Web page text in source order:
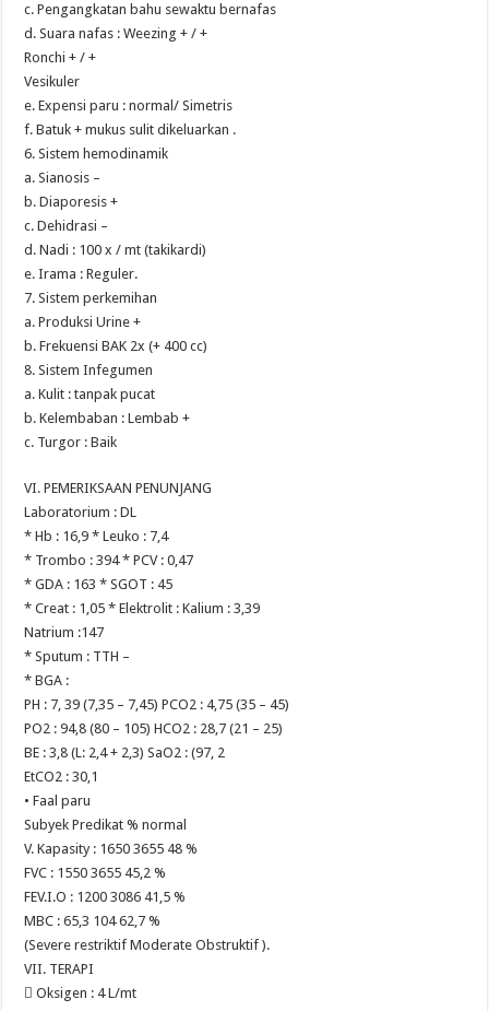
c. Pengangkatan bahu sewaktu bernafas
d. Suara nafas : Weezing + / +
Ronchi + / +
Vesikuler
e. Expensi paru : normal/ Simetris
f. Batuk + mukus sulit dikeluarkan .
6. Sistem hemodinamik
a. Sianosis –
b. Diaporesis +
c. Dehidrasi –
d. Nadi : 100 x / mt (takikardi)
e. Irama : Reguler.
7. Sistem perkemihan
a. Produksi Urine +
b. Frekuensi BAK 2x (+ 400 cc)
8. Sistem Infegumen
a. Kulit : tanpak pucat
b. Kelembaban : Lembab +
c. Turgor : Baik
VI. PEMERIKSAAN PENUNJANG
Laboratorium : DL
* Hb : 16,9 * Leuko : 7,4
* Trombo : 394 * PCV : 0,47
* GDA : 163 * SGOT : 45
* Creat : 1,05 * Elektrolit : Kalium : 3,39
Natrium :147
* Sputum : TTH –
* BGA :
PH : 7, 39 (7,35 – 7,45) PCO2 : 4,75 (35 – 45)
PO2 : 94,8 (80 – 105) HCO2 : 28,7 (21 – 25)
BE : 3,8 (L: 2,4 + 2,3) SaO2 : (97, 2
EtCO2 : 30,1
• Faal paru
Subyek Predikat % normal
V. Kapasity : 1650 3655 48 %
FVC : 1550 3655 45,2 %
FEV.I.O : 1200 3086 41,5 %
MBC : 65,3 104 62,7 %
(Severe restriktif Moderate Obstruktif ).
VII. TERAPI
 Oksigen : 4 L/mt